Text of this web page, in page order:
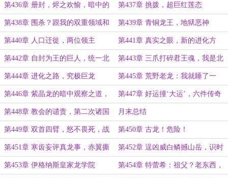
秘传奇 （大章）
第436章 册封，烬之欢愉，暗中的
危险（大章）
第437章 挑拨，超巨红莲态
第438章 围杀？跟我的双重领域和
十二特性说去吧（超大章）
第439章 青铜龙王，地狱恶神
第440章 人口迁徙，两位领主 第441章 真实之眼，新的进化方
向，失败预言
第442章 自封为王的巨人，统一北
境
第443章 三爪打碎君王魂，我是北
境真主人
第444章 进化之路，究极巨龙 第445章 荒野老龙：我就睡了一
觉，你说这里有主了？
第446章 紫晶龙的暗中观察之道，
好运到来
第447章 好运撞‘大运’，六件传奇
道具（超大章）
第448章 教会的谴责，第二次诸国
战争
月末总结
第449章 双首四臂，怒不畏死，战
争预兆
第450章 古龙！危险！
第451章 寒齿妄评真龙事，赤翼撕
天风雪开
第452章 逞凶威白鳞撼山岳，识时
务古龙伏首拜君王
第453章 伊格纳斯皇家龙学院 第454章 特蕾希：祖父？老东西，